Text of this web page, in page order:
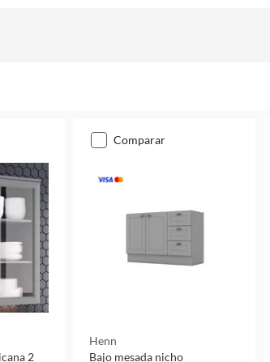
2
comparar
Henn
Bajo mesada nicho